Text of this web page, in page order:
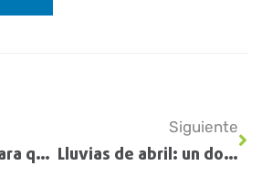
La BCR trabaja para que productores accedan a financiamiento usando como garantía la cosecha futura
Siguiente
Lluvias de abril: un doble filo para la cosecha gruesa y una ventana de oportunidad para el trigo 2024/25